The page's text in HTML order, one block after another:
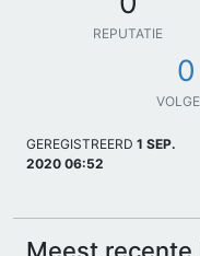
REPUTATIE
0
GEREGISTREERD 1 SEP.
2020 06:52
Meest